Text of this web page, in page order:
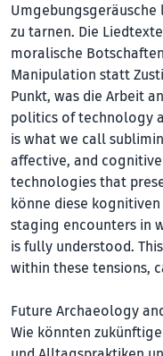
zu tarnen. Die
moralische
Manipulation statt
Punkt, was die Arbeit
politics of technology
is what we call
affective, and
technologies that
könne diese
staging encounters in
is fully understood.
within these tensions,
Future Archaeology
Wie könnten